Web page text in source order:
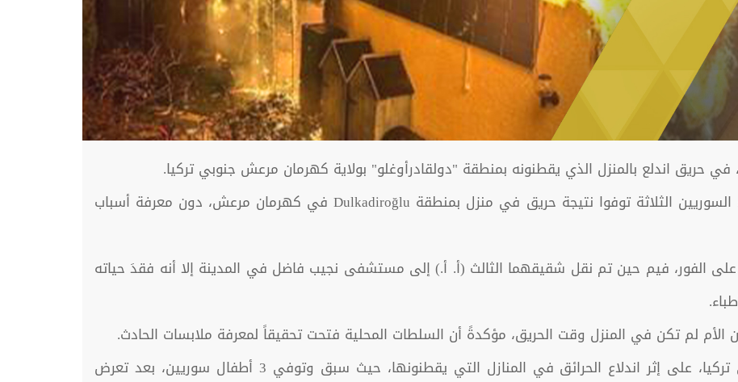
ووفقاً لوكالة الأناضول التركية فإن الأشقاء السوريين الثلاثة توفوا نتيجة حريق في منزل بمنطقة Dulkadiroğlu في كهرمان مرعش، دون معرفة أسباب
الفور، فيم حين تم نقل شقيقهما الثالث (أ. أ.) إلى مستشفى نجيب فاضل في المدينة إلا أنه فقدَ حياته
الأم لم تكن في المنزل وقت الحريق، مؤكدةً أن السلطات المحلية فتحت تحقيقاً لمعرفة ملابسات الحادث.
وتتكرر حوادث وفاة الأطفال السوريين في تركيا، على إثر اندلاع الحرائق في المنازل التي يقطنونها، حيث سبق وتوفي 3 أطفال سوريين، بعد تعرض